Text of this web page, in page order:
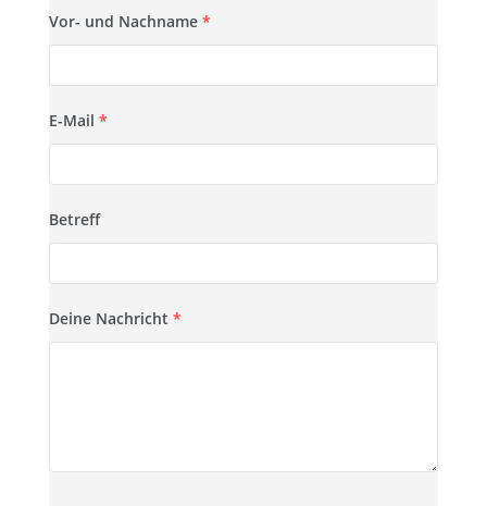
Vor- und Nachname *
E-Mail *
Betreff
Deine Nachricht *